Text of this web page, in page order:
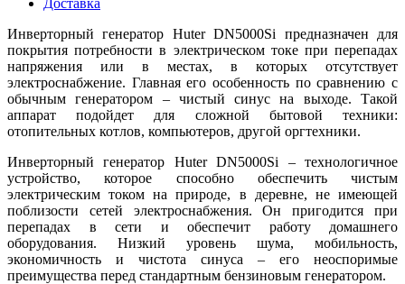
Инверторный генератор Huter DN5000Si предназначен для
покрытия потребности в электрическом токе при перепадах
напряжения или в местах, в которых отсутствует
электроснабжение. Главная его особенность по сравнению с
обычным генератором – чистый синус на выходе. Такой
аппарат подойдет для сложной бытовой техники:
отопительных котлов, компьютеров, другой оргтехники.
Инверторный генератор Huter DN5000Si – технологичное
устройство, которое способно обеспечить чистым
электрическим током на природе, в деревне, не имеющей
поблизости сетей электроснабжения. Он пригодится при
перепадах в сети и обеспечит работу домашнего
оборудования. Низкий уровень шума, мобильность,
экономичность и чистота синуса – его неоспоримые
преимущества перед стандартным бензиновым генератором.